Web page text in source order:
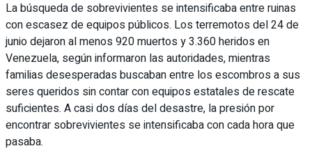
La búsqueda de sobrevivientes se intensificaba entre ruinas
con escasez de equipos públicos. Los terremotos del 24 de
junio dejaron al menos 920 muertos y 3.360 heridos en
Venezuela, según informaron las autoridades, mientras
familias desesperadas buscaban entre los escombros a sus
seres queridos sin contar con equipos estatales de rescate
suficientes. A casi dos días del desastre, la presión por
encontrar sobrevivientes se intensificaba con cada hora que
pasaba.